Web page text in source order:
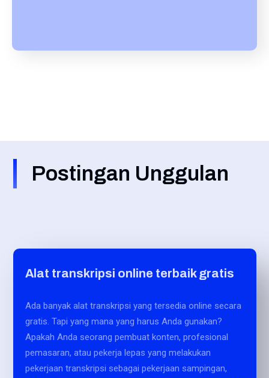
Postingan Unggulan
Alat transkripsi online terbaik gratis
Ada banyak alat transkripsi yang tersedia online secara
gratis. Tapi yang mana yang harus Anda gunakan?
Apakah Anda seorang pembuat konten, profesional
pemasaran, atau pekerja lepas yang melakukan
pekerjaan transkripsi sebagai pekerjaan sampingan,